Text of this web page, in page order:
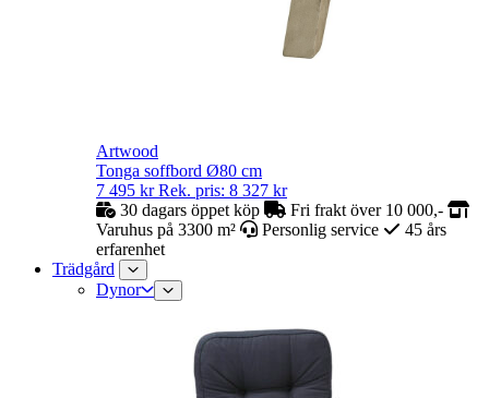
Artwood
Tonga soffbord Ø80 cm
7 495 kr Rek. pris: 8 327 kr
30 dagars öppet köp
Fri frakt över 10 000,-
Varuhus på 3300 m²
Personlig service
45 års
erfarenhet
Trädgård
Dynor